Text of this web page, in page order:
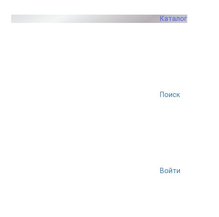
Каталог
Поиск
Войти